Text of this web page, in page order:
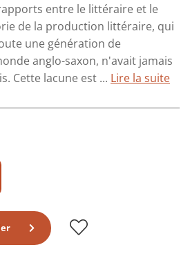
entre le littéraire et le
de la production littéraire, qui
une génération de
anglo-saxon, n'avait jamais
Cette lacune est ... Lire la suite